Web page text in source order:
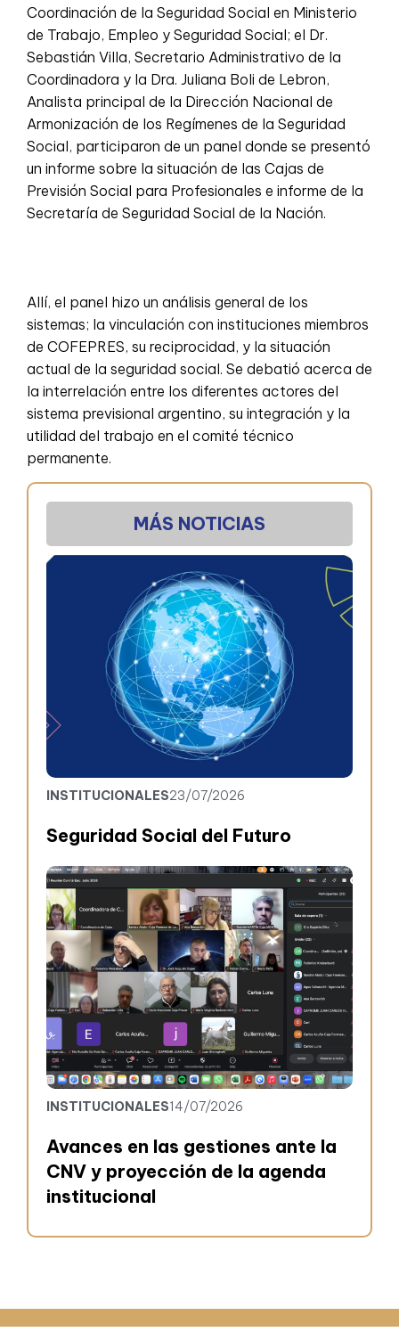
Coordinación de la Seguridad Social en Ministerio
de Trabajo, Empleo y Seguridad Social; el Dr.
Sebastián Villa, Secretario Administrativo de la
Coordinadora y la Dra. Juliana Boli de Lebron,
Analista principal de la Dirección Nacional de
Armonización de los Regímenes de la Seguridad
Social, participaron de un panel donde se presentó
un informe sobre la situación de las Cajas de
Previsión Social para Profesionales e informe de la
Secretaría de Seguridad Social de la Nación.
Allí, el panel hizo un análisis general de los
sistemas; la vinculación con instituciones miembros
de COFEPRES, su reciprocidad, y la situación
actual de la seguridad social. Se debatió acerca de
la interrelación entre los diferentes actores del
sistema previsional argentino, su integración y la
utilidad del trabajo en el comité técnico
permanente.
MÁS NOTICIAS
INSTITUCIONALES23/07/2026
Seguridad Social del Futuro
INSTITUCIONALES14/07/2026
Avances en las gestiones ante la
CNV y proyección de la agenda
institucional